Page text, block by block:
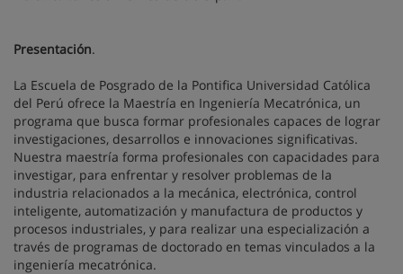
Presentación.
La Escuela de Posgrado de la Pontifica Universidad Católica
del Perú ofrece la Maestría en Ingeniería Mecatrónica, un
programa que busca formar profesionales capaces de lograr
investigaciones, desarrollos e innovaciones significativas.
Nuestra maestría forma profesionales con capacidades para
investigar, para enfrentar y resolver problemas de la
industria relacionados a la mecánica, electrónica, control
inteligente, automatización y manufactura de productos y
procesos industriales, y para realizar una especialización a
través de programas de doctorado en temas vinculados a la
ingeniería mecatrónica.